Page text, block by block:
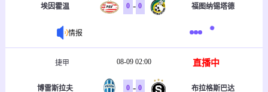
埃因霍温 0 - 0 福图纳锡塔德
情报
捷甲 08-09 02:00 直播中
博雷斯拉夫 0 - 0 布拉格斯巴达